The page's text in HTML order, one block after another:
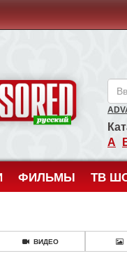
A
ФИЛЬМЫ ТВ
ВИДЕО